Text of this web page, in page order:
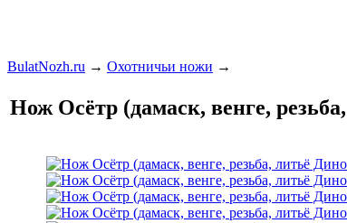
BulatNozh.ru → Охотничьи ножи →
Нож Осётр (дамаск, венге,